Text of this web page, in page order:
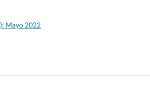
Mayo 2022